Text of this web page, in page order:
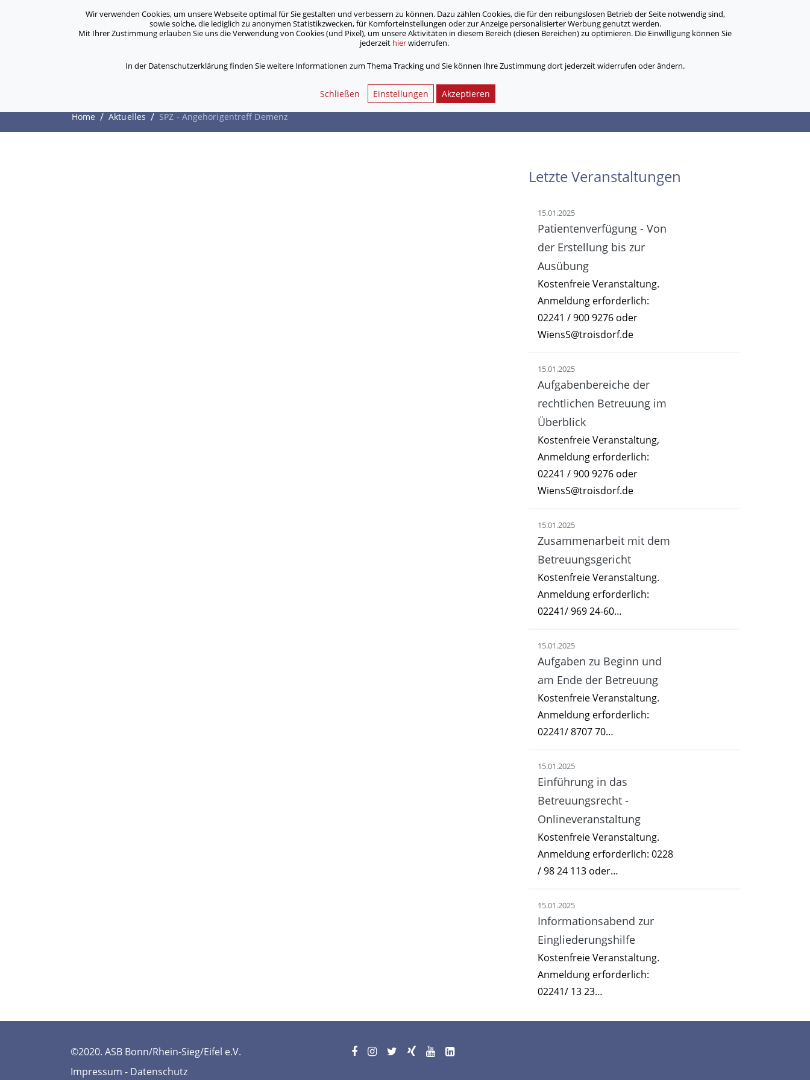
Standorte Jobs / Karriere
ASB Bonn/Rhein-Sieg/Eifel e.V.
Unsere Angebote Jobs & Karriere
SPZ - Angehörigentreff Demenz
Home / Aktuelles / SPZ - Angehörigentreff Demenz
Letzte Veranstaltungen
15.01.2025
Patientenverfügung - Von
der Erstellung bis zur
Ausübung
Kostenfreie Veranstaltung.
Anmeldung erforderlich:
02241 / 900 9276 oder
WiensS@troisdorf.de
15.01.2025
Aufgabenbereiche der
rechtlichen Betreuung im
Überblick
Kostenfreie Veranstaltung,
Anmeldung erforderlich:
02241 / 900 9276 oder
WiensS@troisdorf.de
15.01.2025
Zusammenarbeit mit dem
Betreuungsgericht
Kostenfreie Veranstaltung.
Anmeldung erforderlich:
02241/ 969 24-60…
15.01.2025
Aufgaben zu Beginn und
am Ende der Betreuung
Kostenfreie Veranstaltung.
Anmeldung erforderlich:
02241/ 8707 70…
15.01.2025
Einführung in das
Betreuungsrecht -
Onlineveranstaltung
Kostenfreie Veranstaltung.
Anmeldung erforderlich: 0228
/ 98 24 113 oder…
15.01.2025
Informationsabend zur
Eingliederungshilfe
Kostenfreie Veranstaltung.
Anmeldung erforderlich:
02241/ 13 23…
©2020. ASB Bonn/Rhein-Sieg/Eifel e.V.
Impressum - Datenschutz
Wir verwenden Cookies, um unsere Webseite optimal für Sie gestalten und verbessern zu können. Dazu zählen Cookies, die für den reibungslosen Betrieb der Seite notwendig sind,
sowie solche, die lediglich zu anonymen Statistikzwecken, für Komforteinstellungen oder zur Anzeige personalisierter Werbung genutzt werden.
Mit Ihrer Zustimmung erlauben Sie uns die Verwendung von Cookies (und Pixel), um unsere Aktivitäten in diesem Bereich (diesen Bereichen) zu optimieren. Die Einwilligung können Sie
jederzeit hierwiderrufen.
In der Datenschutzerklärung finden Sie weitere Informationen zum Thema Tracking und Sie können Ihre Zustimmung dort jederzeit widerrufen oder ändern.
Schließen Einstellungen Akzeptieren